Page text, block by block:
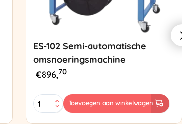
ES-102 Semi-automatische
omsnoeringsmachine
€896,70
ES-
102
Toevoegen aan winkelwagen